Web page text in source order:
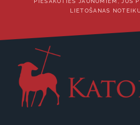
LIETOŠANAS